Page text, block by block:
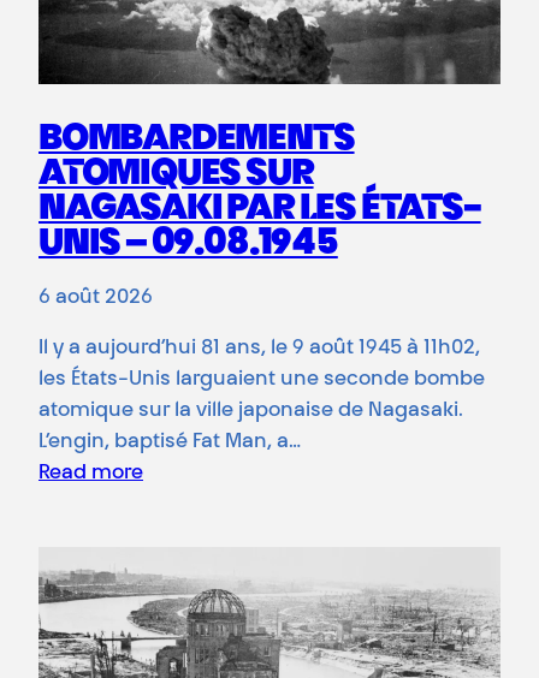
BOMBARDEMENTS
ATOMIQUES SUR
NAGASAKI PAR LES ÉTATS-
UNIS – 09.08.1945
6 août 2026
Il y a aujourd’hui 81 ans, le 9 août 1945 à 11h02,
les États-Unis larguaient une seconde bombe
atomique sur la ville japonaise de Nagasaki.
L’engin, baptisé Fat Man, a…
Read more